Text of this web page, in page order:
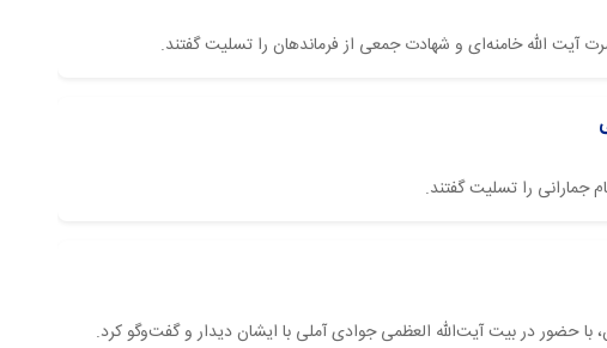
آیت الله خامنه‌ای و شهادت جمعی از فرماندهان را تسلیت گفتند.
جمارانی را تسلیت گفتند.
حضور در بیت آیت‌الله العظمی جوادی آملی با ایشان دیدار و گفت‌وگو کرد.